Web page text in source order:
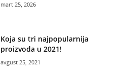
mart 25, 2026
Koja su tri najpopularnija
proizvoda u 2021!
avgust 25, 2021